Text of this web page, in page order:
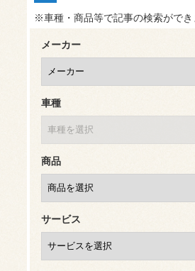
※車種・商品等で記事の検索ができ
メーカー
車種
商品
サービス